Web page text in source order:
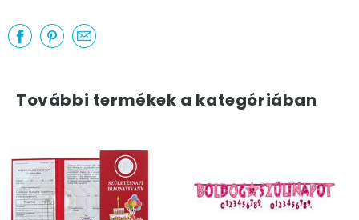
További termékek a kategóriában